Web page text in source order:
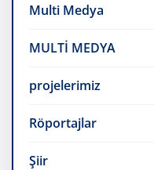
Multi Medya
MULTİ MEDYA
projelerimiz
Röportajlar
Şiir